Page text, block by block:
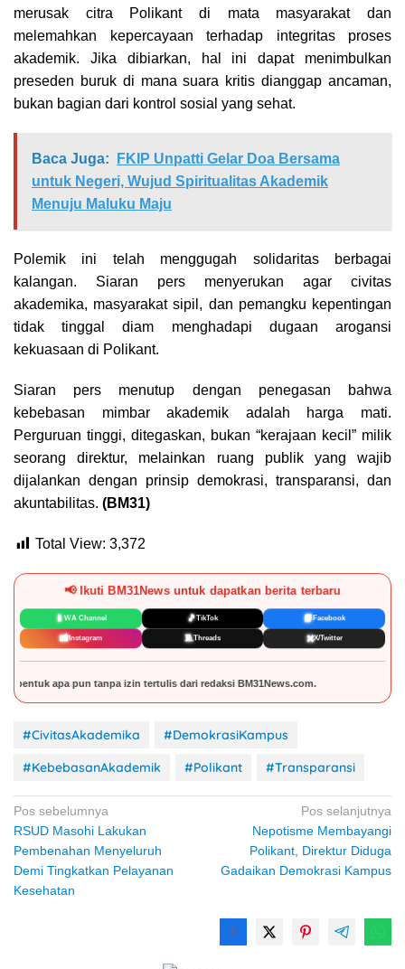
merusak citra Polikant di mata masyarakat dan
melemahkan kepercayaan terhadap integritas proses
akademik. Jika dibiarkan, hal ini dapat menimbulkan
preseden buruk di mana suara kritis dianggap ancaman,
bukan bagian dari kontrol sosial yang sehat.
Baca Juga:
FKIP Unpatti Gelar Doa Bersama
untuk Negeri, Wujud Spiritualitas Akademik
Menuju Maluku Maju
Polemik ini telah menggugah solidaritas berbagai
kalangan. Siaran pers menyerukan agar civitas
akademika, masyarakat sipil, dan pemangku kepentingan
tidak tinggal diam menghadapi dugaan arogansi
kekuasaan di Polikant.
Siaran pers menutup dengan penegasan bahwa
kebebasan mimbar akademik adalah harga mati.
Perguruan tinggi, ditegaskan, bukan “kerajaan kecil” milik
seorang direktur, melainkan ruang publik yang wajib
dijalankan dengan prinsip demokrasi, transparansi, dan
akuntabilitas. (BM31)
Total View: 3,372
📢 Ikuti BM31News untuk dapatkan berita terbaru
📱 WA Channel 🎵TikTok 📘Facebook
📸Instagram 🧵Threads ✖️X/Twitter
tertulis dari redaksi BM31News.com.
#CivitasAkademika
#DemokrasiKampus
#KebebasanAkademik
#Polikant #Transparansi
Navigasi
pos
Pos sebelumnya
RSUD Masohi Lakukan
Pembenahan Menyeluruh
Demi Tingkatkan Pelayanan
Kesehatan
Pos selanjutnya
Nepotisme Membayangi
Polikant, Direktur Diduga
Gadaikan Demokrasi Kampus